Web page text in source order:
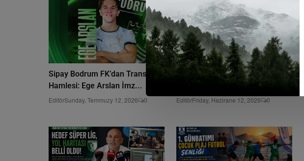
Sipay Bodrum FK’dan Transfer
Hamlesi: Ege Arslan İmz...
EditörSunday, Temmuzy 12, 2026 0
Bodrum’da Milli Heyecan:
Türkiye-Avustralya Maçı Dev...
EditörFriday, Hazirane 12, 2026 0